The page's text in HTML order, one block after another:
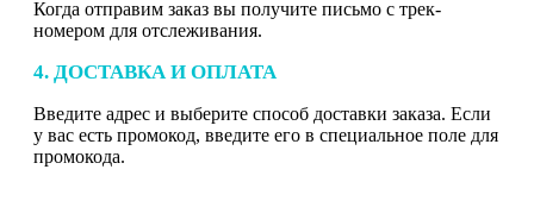
Когда отправим заказ вы получите письмо с трек-
номером для отслеживания.
4. ДОСТАВКА И ОПЛАТА
Введите адрес и выберите способ доставки заказа. Если
у вас есть промокод, введите его в специальное поле для
промокода.